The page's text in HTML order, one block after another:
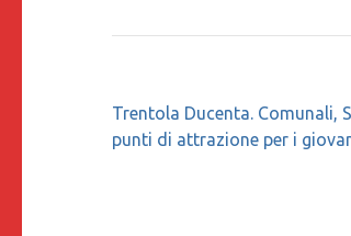
Navigazione
articoli
Trentola Ducenta. Comunali,
punti di attrazione per i